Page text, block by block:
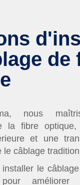
de
nous
la fibre
et une
le câblage
le
améliorer